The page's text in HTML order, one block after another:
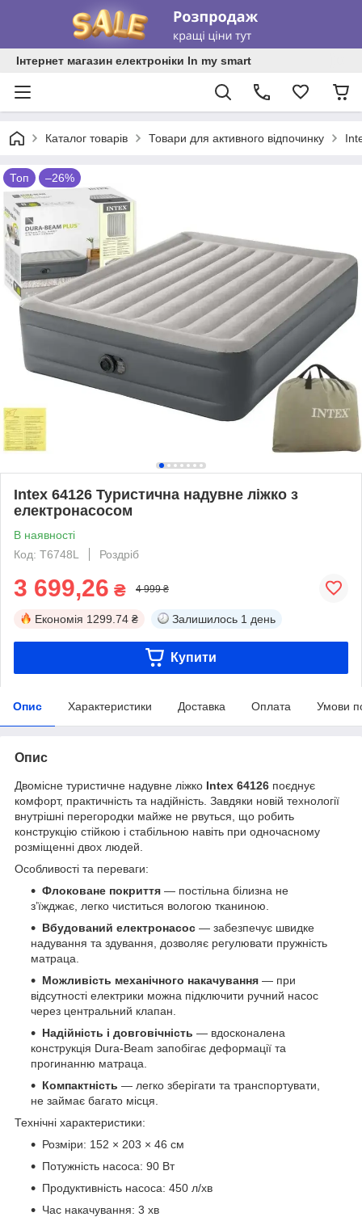
Інтернет магазин електроніки In my smart
Каталог товарів Товари для активного відпочинку
Топ –26%
Intex 64126 Туристична надувне ліжко з
електронасосом
В наявності
Код: T6748L
Роздріб
3 699,26 ₴ 4 999 ₴
Економія 1299.74 ₴ Залишилось 1 день
Купити
Опис Характеристики Доставка Оплата Умови
Опис
Двомісне туристичне надувне ліжко Intex 64126 поєднує
комфорт, практичність та надійність. Завдяки новій технології
внутрішні перегородки майже не рвуться, що робить
конструкцію стійкою і стабільною навіть при одночасному
розміщенні двох людей.
Особливості та переваги:
Флоковане покриття — постільна білизна не
з’їжджає, легко чиститься вологою тканиною.
Вбудований електронасос — забезпечує швидке
надування та здування, дозволяє регулювати пружність
матраца.
Можливість механічного накачування — при
відсутності електрики можна підключити ручний насос
через центральний клапан.
Надійність і довговічність — вдосконалена
конструкція Dura-Beam запобігає деформації та
прогинанню матраца.
Компактність — легко зберігати та транспортувати,
не займає багато місця.
Технічні характеристики:
Розміри: 152 × 203 × 46 см
Потужність насоса: 90 Вт
Продуктивність насоса: 450 л/хв
Час накачування: 3 хв